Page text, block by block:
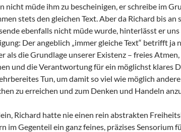
nicht müde ihm zu bescheinigen, er schreibe im
stets den gleichen Text. Aber da Richard bis an
ebenfalls nicht müde wurde, hinterlässt er uns
Der angeblich „immer gleiche Text“ betrifft ja
als die Grundlage unserer Existenz – freies
und die Verantwortung für ein möglichst klares
Tun, um damit so viel wie möglich andere
zu erreichen und zum Denken und Handeln
Richard hatte nie einen rein abstrakten
im Gegenteil ein ganz feines, präzises Sensorium